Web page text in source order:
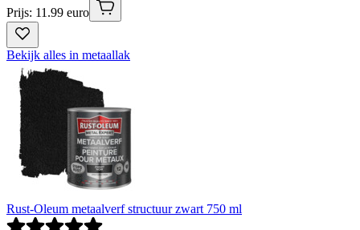
Prijs: 11.99 euro
Bekijk alles in metaallak
Rust-Oleum metaalverf structuur zwart 750 ml